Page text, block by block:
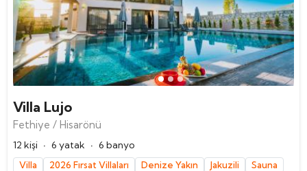
Villa Lujo
Fethiye / Hisarönü
12 kişi · 6 yatak · 6 banyo
Villa 2026 Fırsat Villaları Denize Yakın Jakuzili
Sauna